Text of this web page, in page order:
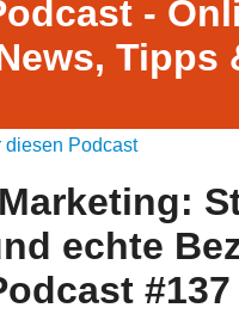
-
Tipps
diesen Podcast
echte
#137